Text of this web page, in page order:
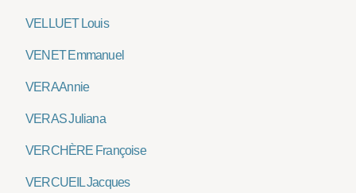
VELLUET Louis
VENET Emmanuel
VERA Annie
VERAS Juliana
VERCHÈRE Françoise
VERCUEIL Jacques